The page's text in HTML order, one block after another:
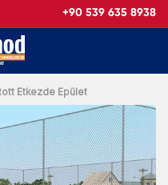
+90 539 635 8938
Etkezde Epület